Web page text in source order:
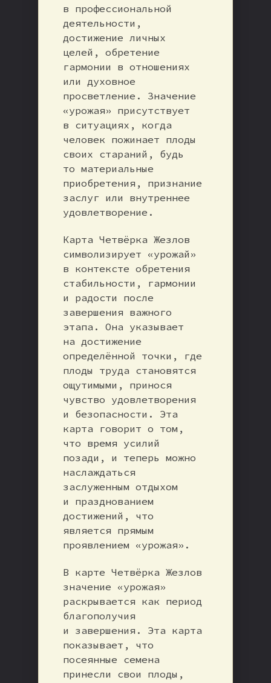
в профессиональной
деятельности,
достижение личных
целей, обретение
гармонии в отношениях
или духовное
просветление. Значение
«урожая» присутствует
в ситуациях, когда
человек пожинает плоды
своих стараний, будь
то материальные
приобретения, признание
заслуг или внутреннее
удовлетворение.
Карта Четвёрка Жезлов
символизирует «урожай»
в контексте обретения
стабильности, гармонии
и радости после
завершения важного
этапа. Она указывает
на достижение
определённой точки, где
плоды труда становятся
ощутимыми, принося
чувство удовлетворения
и безопасности. Эта
карта говорит о том,
что время усилий
позади, и теперь можно
наслаждаться
заслуженным отдыхом
и празднованием
достижений, что
является прямым
проявлением «урожая».
В карте Четвёрка Жезлов
значение «урожая»
раскрывается как период
благополучия
и завершения. Эта карта
показывает, что
посеянные семена
принесли свои плоды,